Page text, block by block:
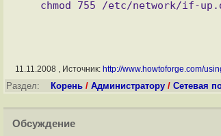
11.11.2008 , Источник: http://www.howtoforge.com/
Раздел: Корень / Администратору / Сетевая
Обсуждение